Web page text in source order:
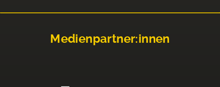
Medienpartner:innen